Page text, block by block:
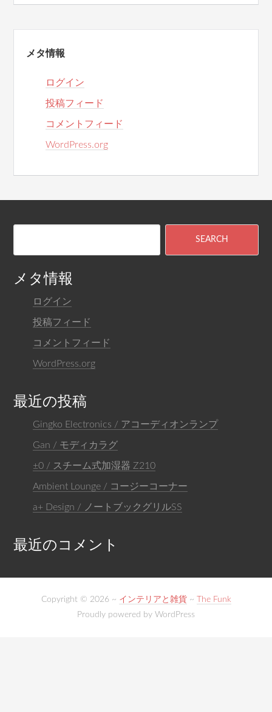
メタ情報
ログイン
投稿フィード
コメントフィード
WordPress.org
メタ情報
ログイン
投稿フィード
コメントフィード
WordPress.org
最近の投稿
Gingko Electronics / アコーディオンランプ
Gan / モディカラグ
±0 / スチーム式加湿器 Z210
Ambient Lounge / コージーコーナー
a+ Design / ノートブックグリルSS
最近のコメント
Copyright © 2026 ~ インテリアと雑貨~
The Funk
Proudly powered by WordPress